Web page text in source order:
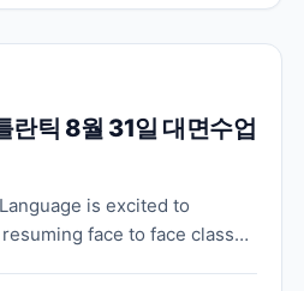
요일 에는 온라인 수업...
란틱 8월 31일 대면수업
is excited to
face to face classes